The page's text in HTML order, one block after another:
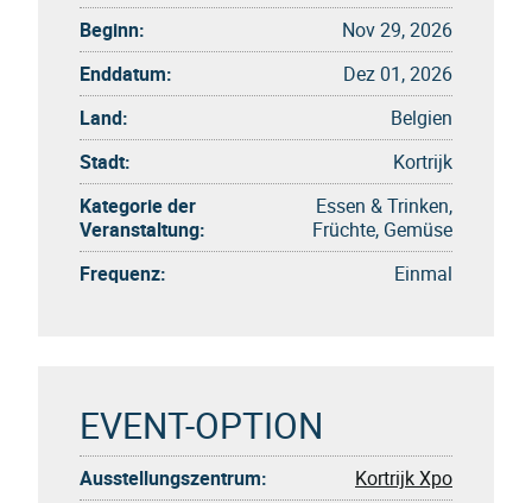
Beginn:
Nov 29, 2026
Enddatum:
Dez 01, 2026
Land:
Belgien
Stadt:
Kortrijk
Kategorie der
Veranstaltung:
Essen & Trinken,
Früchte, Gemüse
Frequenz:
Einmal
EVENT-OPTION
Ausstellungszentrum:
Kortrijk Xpo